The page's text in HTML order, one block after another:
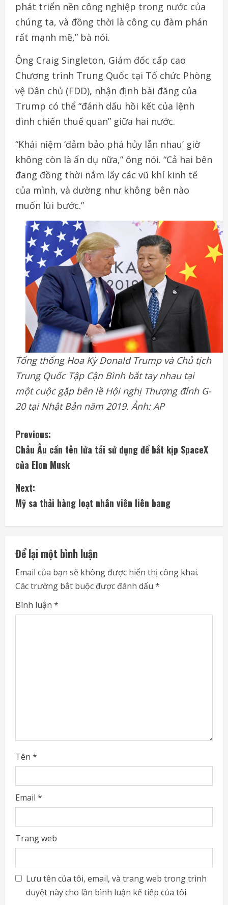
phát triển nền công nghiệp trong nước của
chúng ta, và đồng thời là công cụ đàm phán
rất mạnh mẽ,” bà nói.
Ông Craig Singleton, Giám đốc cấp cao
Chương trình Trung Quốc tại Tổ chức Phòng
vệ Dân chủ (FDD), nhận định bài đăng của
Trump có thể “đánh dấu hồi kết của lệnh
đình chiến thuế quan” giữa hai nước.
“Khái niệm ‘đảm bảo phá hủy lẫn nhau’ giờ
không còn là ẩn dụ nữa,” ông nói. “Cả hai bên
đang đồng thời nắm lấy các vũ khí kinh tế
của mình, và dường như không bên nào
muốn lùi bước.”
Tổng thống Hoa Kỳ Donald Trump và Chủ tịch
Trung Quốc Tập Cận Bình bắt tay nhau tại
một cuộc gặp bên lề Hội nghị Thượng đỉnh G-
20 tại Nhật Bản năm 2019. Ảnh: AP
C
o
n
t
i
n
u
e
R
g
Previous:
Châu Âu cần tên lửa tái sử dụng để bắt kịp SpaceX
của Elon Musk
Next:
Mỹ sa thải hàng loạt nhân viên liên bang
Để lại một bình luận
Email của bạn sẽ không được hiển thị công khai.
Các trường bắt buộc được đánh dấu *
Bình luận *
Tên *
Email *
Trang web
Lưu tên của tôi, email, và trang web trong trình
duyệt này cho lần bình luận kế tiếp của tôi.